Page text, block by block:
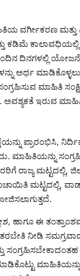
ವರ್ಗೀಕರಣ ಮತ್ತು
ಕಡಿಮೆ
ದಿನಗಳಲ್ಲಿ
ಅರ್ಥ
ಮಾಹಿತಿ
ಅವಶ್ಯಕತೆ ಇರುವ
ಪ್ರಾರಂಭಿಸಿ,
ಮಾಹಿತಿಯನ್ನು
ರಾಜ್ಯ ಮಟ್ಟದಲ್ಲಿ,
ಮಟ್ಟದಲ್ಲಿ,
ಹಾಗೂ ಈ
ತರಬೇತಿ ನೀಡಿ
ಮಾಹಿತಿಯನ್ನು